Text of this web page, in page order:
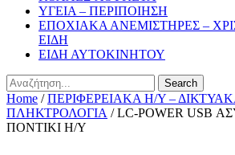
ΥΓΕΙΑ – ΠΕΡΙΠΟΙΗΣΗ
ΕΠΟΧΙΑΚΑ ΑΝΕΜΙΣΤΗΡΕΣ –
ΕΙΔΗ
ΕΙΔΗ ΑΥΤΟΚΙΝΗΤΟΥ
Search
Home /ΠΕΡΙΦΕΡΕΙΑΚΑ Η/Υ –
ΠΛΗΚΤΡΟΛΟΓΙΑ / LC-POWER USB
ΠΟΝΤΙΚΙ Η/Υ